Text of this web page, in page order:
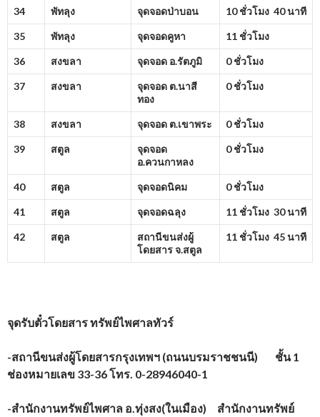
34 พัทลุง จุดจอดป่าบอน 10 ชั่วโมง 40 นาที
35 พัทลุง จุดจอดคูหา 11 ชั่วโมง
36 สงขลา จุดจอด อ.รัตภูมิ 0 ชั่วโมง
37 สงขลา
จุดจอด ต.นาสี
ทอง
0 ชั่วโมง
38 สงขลา จุดจอด ต.เขาพระ 0 ชั่วโมง
39 สตูล
จุดจอด
อ.ควนกาหลง
0 ชั่วโมง
40 สตูล จุดจอดนิคม 0 ชั่วโมง
41 สตูล จุดจอดฉลุง 11 ชั่วโมง 30 นาที
42 สตูล
สถานีขนส่งผู้
โดยสาร จ.สตูล
11 ชั่วโมง 45 นาที
จุดรับตั๋วโดยสารทรัพย์ไพศาลทัวร์
-สถานีขนส่งผู้โดยสารกรุงเทพฯ (ถนนบรมราชชนนี) ชั้น 1
ช่องหมายเลข 33-36 โทร. 0-28946040-1
-สำนักงานทรัพย์ไพศาล อ.ทุ่งสง(ในเมือง) สำนักงานทรัพย์